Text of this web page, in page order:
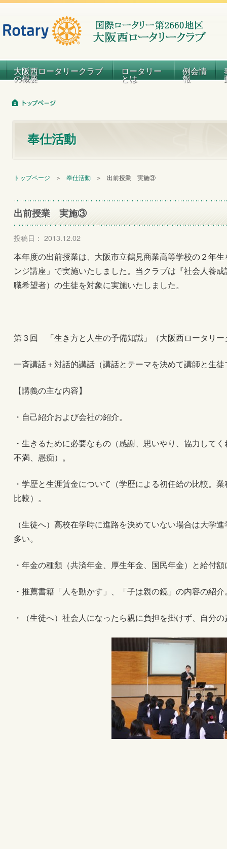
大阪西ロータリークラブ
の概要
ロータリー
とは
例会情
報
奉仕活動
トップページ ＞ 奉仕活動 ＞ 出前授業 実施③
出前授業 実施③
投稿日： 2013.12.02
本年度の出前授業は、大阪市立鶴見商業高等学校の２年
ンジ講座」で実施いたしました。当クラブは『社会人養
職希望者）の生徒を対象に実施いたしました。
第３回 「生き方と人生の予備知識」（大阪西ロータリ
一斉講話＋対話的講話（講話とテーマを決めて講師と生徒
【講義の主な内容】
・自己紹介および会社の紹介。
・生きるために必要なもの（感謝、思いやり、協力して
不満、愚痴）。
・学歴と生涯賃金について（学歴による初任給の比較。
比較）。
（生徒へ）高校在学時に進路を決めていない場合は大学
多い。
・年金の種類（共済年金、厚生年金、国民年金）と給付
・推薦書籍「人を動かす」、「子は親の鏡」の内容の紹介
・（生徒へ）社会人になったら親に負担を掛けず、自分